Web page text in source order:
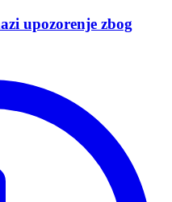
upozorenje zbog